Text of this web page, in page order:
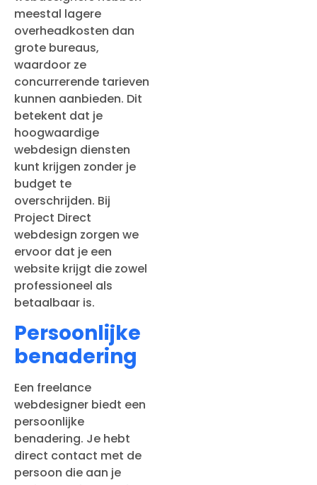
meestal lagere
overheadkosten dan
grote bureaus,
waardoor ze
concurrerende tarieven
kunnen aanbieden. Dit
betekent dat je
hoogwaardige
webdesign diensten
kunt krijgen zonder je
budget te
overschrijden. Bij
Project Direct
webdesign zorgen we
ervoor dat je een
website krijgt die zowel
professioneel als
betaalbaar is.
Persoonlijke
benadering
Een freelance
webdesigner biedt een
persoonlijke
benadering. Je hebt
direct contact met de
persoon die aan je